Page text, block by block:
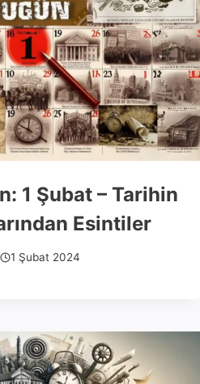
1 Şubat – Tarihin
Esintiler
1 Şubat 2024